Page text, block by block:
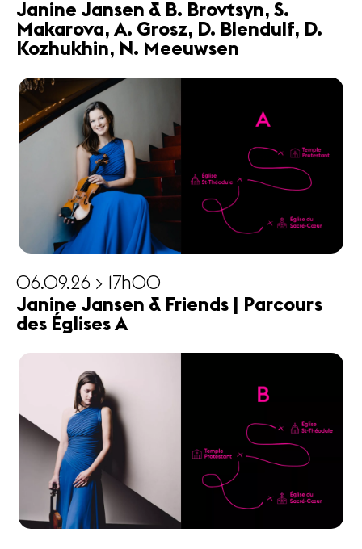
Janine Jansen & B. Brovtsyn, S.
Makarova, A. Grosz, D. Blendulf, D.
Kozhukhin, N. Meeuwsen
06.09.26 > 17h00
Janine Jansen & Friends | Parcours
des Églises A